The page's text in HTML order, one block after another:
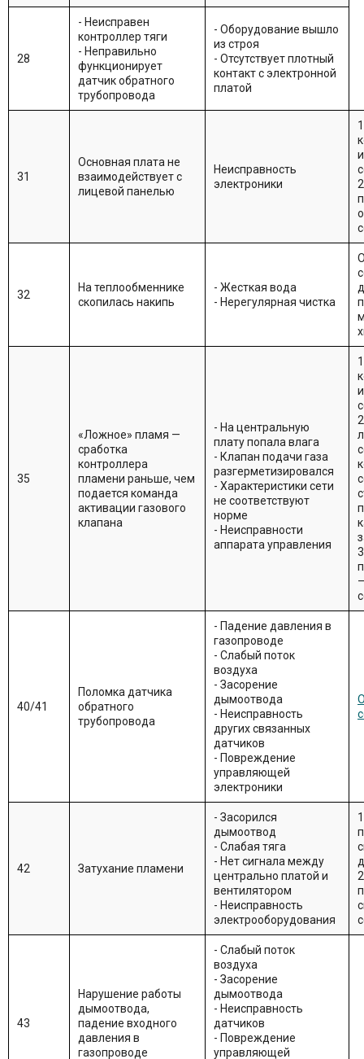
28
- Неисправен
контроллер тяги
- Неправильно
функционирует
датчик обратного
трубопровода
- Оборудование вышло
из строя
- Отсутствует плотный
контакт с электронной
платой
31
Основная плата не
взаимодействует с
лицевой панелью
Неисправность
электроники
32
На теплообменнике
скопилась накипь
- Жесткая вода
- Нерегулярная чистка
35
«Ложное» пламя —
сработка
контроллера
пламени раньше, чем
подается команда
активации газового
клапана
- На центральную
плату попала влага
- Клапан подачи газа
разгерметизировался
- Характеристики сети
не соответствуют
норме
- Неисправности
аппарата управления
40/41
Поломка датчика
обратного
трубопровода
- Падение давления в
газопроводе
- Слабый поток
воздуха
- Засорение
дымоотвода
- Неисправность
других связанных
датчиков
- Повреждение
управляющей
электроники
42 Затухание пламени
- Засорился
дымоотвод
- Слабая тяга
- Нет сигнала между
центрально платой и
вентилятором
- Неисправность
электрооборудования
43
Нарушение работы
дымоотвода,
падение входного
давления в
газопроводе
- Слабый поток
воздуха
- Засорение
дымоотвода
- Неисправность
датчиков
- Повреждение
управляющей